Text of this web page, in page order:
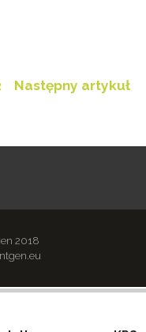
Następny artykuł
2018